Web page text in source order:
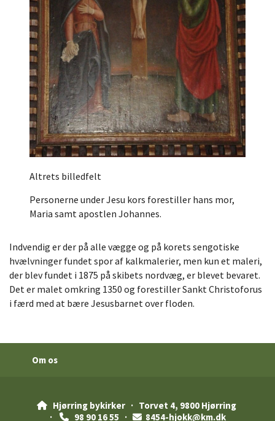
Altrets billedfelt
Personerne under Jesu kors forestiller hans mor,
Maria samt apostlen Johannes.
Indvendig er der på alle vægge og på korets sengotiske
hvælvninger fundet spor af kalkmalerier, men kun et maleri,
der blev fundet i 1875 på skibets nordvæg, er blevet bevaret.
Det er malet omkring 1350 og forestiller Sankt Christoforus
i færd med at bære Jesusbarnet over floden.
Om os
 Hjørring bykirker · Torvet 4, 9800 Hjørring
·
98 90 16 55 · 8454-hjokk@km.dk